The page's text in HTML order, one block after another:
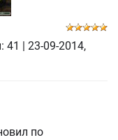
41
23-09-2014,
по